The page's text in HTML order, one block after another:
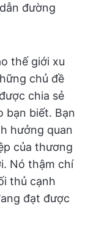
đường
thế giới xu
chủ đề
chia sẻ
bạn biết. Bạn
hưởng quan
của thương
Nó thậm chí
thủ cạnh
đạt được